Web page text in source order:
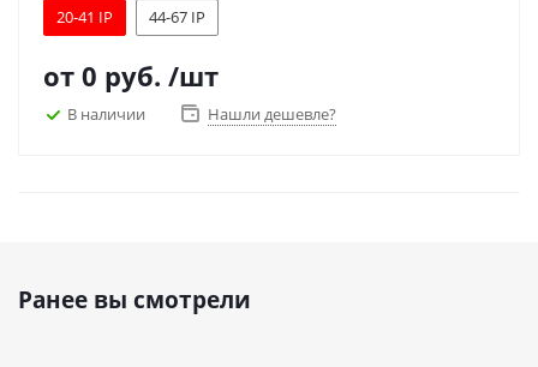
20-41 IP
44-67 IP
от 0 руб. /шт
В наличии Нашли дешевле?
Ранее вы смотрели